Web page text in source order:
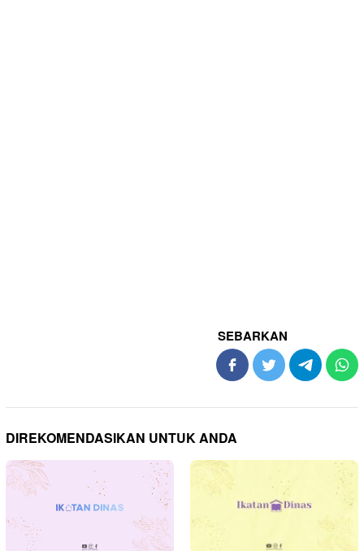
SEBARKAN
DIREKOMENDASIKAN UNTUK ANDA